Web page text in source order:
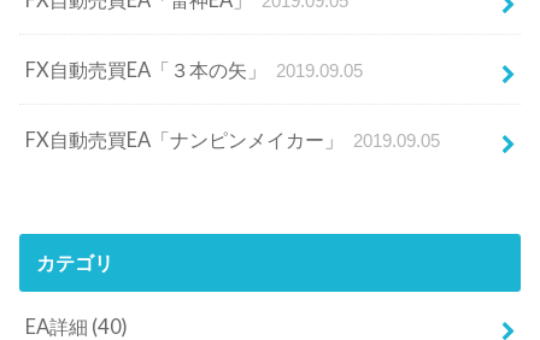
FX自動売買EA「３本の矢」 2019.09.05
FX自動売買EA「ナンピンメイカー」 2019.09.05
カテゴリ
EA詳細 (40)